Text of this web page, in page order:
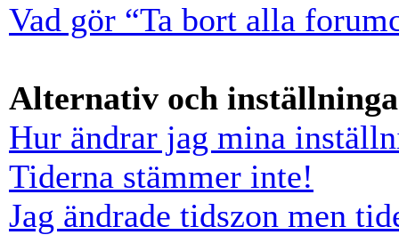
Vad gör “Ta bort alla
Alternativ och
Hur ändrar jag mina
Tiderna stämmer inte!
Jag ändrade tidszon men